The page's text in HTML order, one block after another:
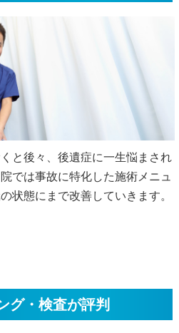
と後々、後遺症に一生悩まされ
では事故に特化した施術メニュ
状態にまで改善していきます。
グ・検査が評判